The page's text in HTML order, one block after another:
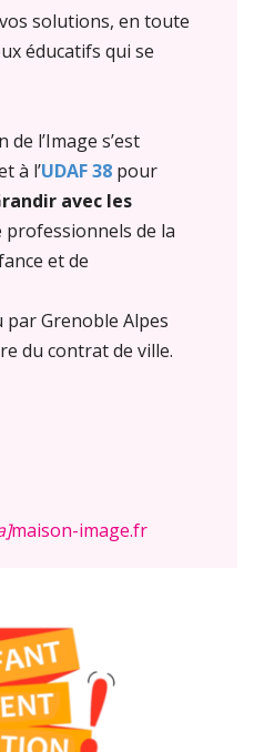
solutions, en toute
éducatifs qui se
l’Image s’est
à l’UDAF 38 pour
avec les
professionnels de la
et de
par Grenoble Alpes
du contrat de ville.
maison-image.fr